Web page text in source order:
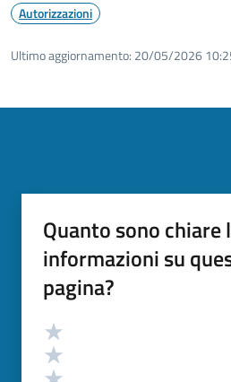
Autorizzazioni
Ultimo aggiornamento: 20/05/2026
Quanto sono chiare
informazioni su
pagina?
Valutazione